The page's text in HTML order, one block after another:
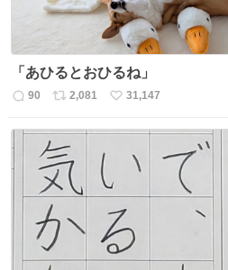
「あひるとおひるね」
返
90
リ
ト
数
2,081
い
31,147